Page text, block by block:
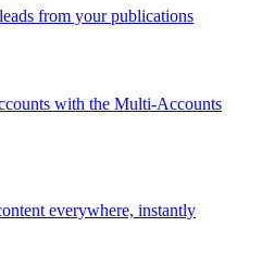
from your publications
with the Multi-Accounts
everywhere, instantly